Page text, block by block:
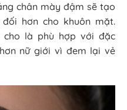
chân mày đậm sẽ tạo
hơn cho khuôn mặt.
cho là phù hợp với đặc
nữ giới vì đem lại vẻ